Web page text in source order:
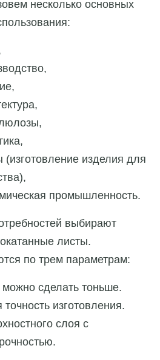
несколько основных
изделия для
промышленность.
выбирают
листы.
по трем параметрам:
сделать тоньше.
изготовления.
слоя с